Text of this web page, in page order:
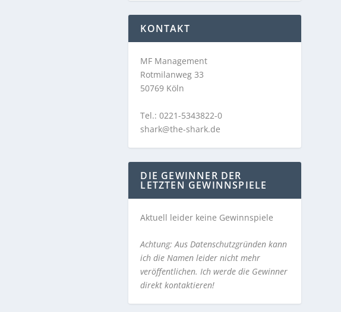
KONTAKT
MF Management
Rotmilanweg 33
50769 Köln
Tel.: 0221-5343822-0
shark@the-shark.de
DIE GEWINNER DER
LETZTEN GEWINNSPIELE
Aktuell leider keine Gewinnspiele
Achtung: Aus Datenschutzgründen kann
ich die Namen leider nicht mehr
veröffentlichen. Ich werde die Gewinner
direkt kontaktieren!